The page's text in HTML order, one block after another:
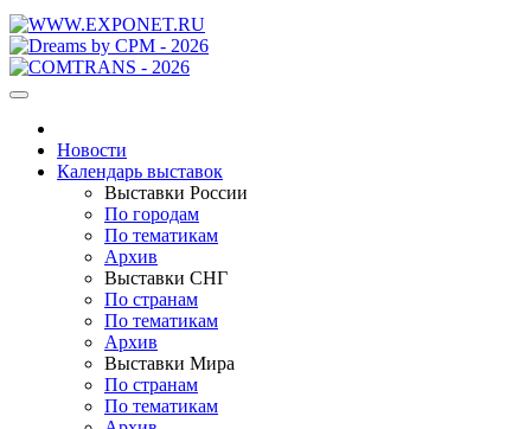
Новости
Календарь выставок
Выставки России
По городам
По тематикам
Архив
Выставки СНГ
По странам
По тематикам
Архив
Выставки Мира
По странам
По тематикам